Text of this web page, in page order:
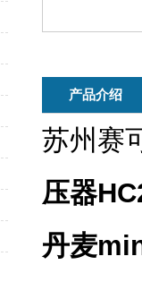
产品介绍
苏州赛
压器
丹麦